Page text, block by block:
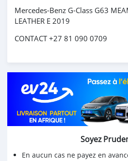
Mercedes-Benz G-Class G63
LEATHER E 2019
CONTACT +27 81 090 0709
Soyez
En aucun cas ne payez en